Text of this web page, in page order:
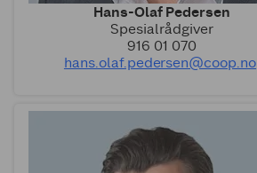
Hans-Olaf Pedersen
Spesialrådgiver
916 01 070
hans.olaf.pedersen@coop.no